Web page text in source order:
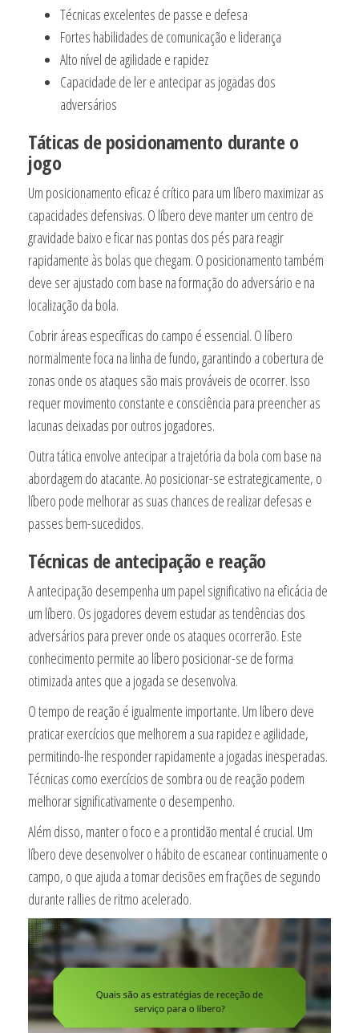
Técnicas excelentes de passe e defesa
Fortes habilidades de comunicação e liderança
Alto nível de agilidade e rapidez
Capacidade de ler e antecipar as jogadas dos
adversários
Táticas de posicionamento durante o
jogo
Um posicionamento eficaz é crítico para um líbero maximizar as
capacidades defensivas. O líbero deve manter um centro de
gravidade baixo e ficar nas pontas dos pés para reagir
rapidamente às bolas que chegam. O posicionamento também
deve ser ajustado com base na formação do adversário e na
localização da bola.
Cobrir áreas específicas do campo é essencial. O líbero
normalmente foca na linha de fundo, garantindo a cobertura de
zonas onde os ataques são mais prováveis de ocorrer. Isso
requer movimento constante e consciência para preencher as
lacunas deixadas por outros jogadores.
Outra tática envolve antecipar a trajetória da bola com base na
abordagem do atacante. Ao posicionar-se estrategicamente, o
líbero pode melhorar as suas chances de realizar defesas e
passes bem-sucedidos.
Técnicas de antecipação e reação
A antecipação desempenha um papel significativo na eficácia de
um líbero. Os jogadores devem estudar as tendências dos
adversários para prever onde os ataques ocorrerão. Este
conhecimento permite ao líbero posicionar-se de forma
otimizada antes que a jogada se desenvolva.
O tempo de reação é igualmente importante. Um líbero deve
praticar exercícios que melhorem a sua rapidez e agilidade,
permitindo-lhe responder rapidamente a jogadas inesperadas.
Técnicas como exercícios de sombra ou de reação podem
melhorar significativamente o desempenho.
Além disso, manter o foco e a prontidão mental é crucial. Um
líbero deve desenvolver o hábito de escanear continuamente o
campo, o que ajuda a tomar decisões em frações de segundo
durante rallies de ritmo acelerado.